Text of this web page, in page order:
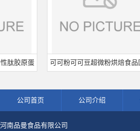
原蛋 可可粉可可豆超微粉烘焙食品固体
公司首页 公司介绍
河南品曼食品有限公司